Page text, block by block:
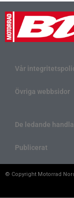
Vår
Övriga webbsidor
De ledande
Publicerat
© Copyright Motorrad